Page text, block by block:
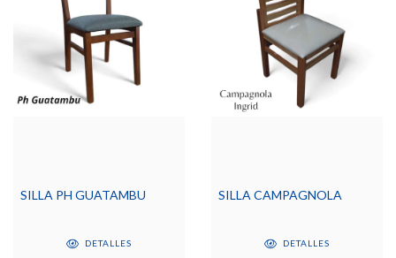
SILLA PH GUATAMBU
DETALLES
SILLA CAMPAGNOLA
DETALLES